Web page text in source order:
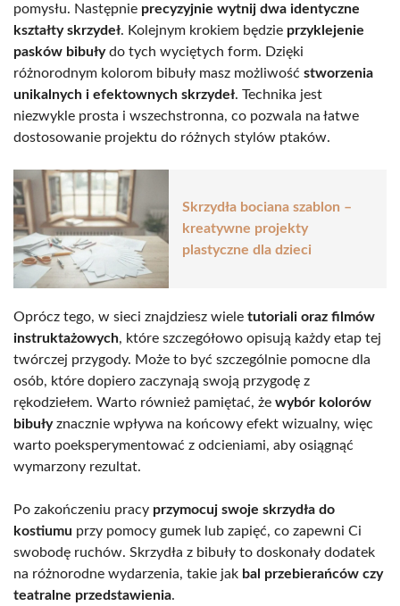
pomysłu. Następnie precyzyjnie wytnij dwa identyczne
kształty skrzydeł. Kolejnym krokiem będzie przyklejenie
pasków bibułydo tych wyciętych form. Dzięki
różnorodnym kolorom bibuły masz możliwość stworzenia
unikalnych i efektownych skrzydeł. Technika jest
niezwykle prosta i wszechstronna, co pozwala na łatwe
dostosowanie projektu do różnych stylów ptaków.
Skrzydła bociana szablon –
kreatywne projekty
plastyczne dla dzieci
Oprócz tego, w sieci znajdziesz wiele tutoriali oraz filmów
instruktażowych, które szczegółowo opisują każdy etap tej
twórczej przygody. Może to być szczególnie pomocne dla
osób, które dopiero zaczynają swoją przygodę z
rękodziełem. Warto również pamiętać, że wybór kolorów
bibułyznacznie wpływa na końcowy efekt wizualny, więc
warto poeksperymentować z odcieniami, aby osiągnąć
wymarzony rezultat.
Po zakończeniu pracy przymocuj swoje skrzydła do
kostiumu przy pomocy gumek lub zapięć, co zapewni Ci
swobodę ruchów. Skrzydła z bibuły to doskonały dodatek
na różnorodne wydarzenia, takie jak bal przebierańców czy
teatralne przedstawienia.